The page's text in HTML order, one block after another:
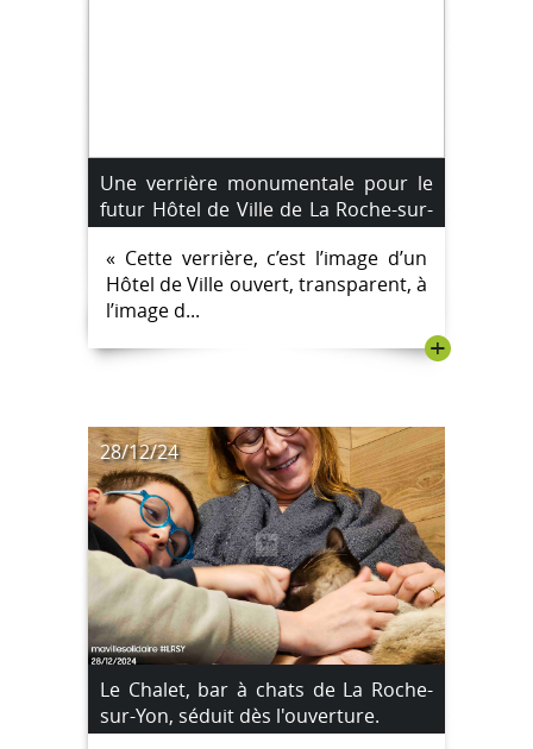
Une verrière monumentale pour le
futur Hôtel de Ville de La Roche-sur-
Yon
« Cette verrière, c’est l’image d’un
Hôtel de Ville ouvert, transparent, à
l’image d...
+
28/12/24
Le Chalet, bar à chats de La Roche-
sur-Yon, séduit dès l'ouverture.